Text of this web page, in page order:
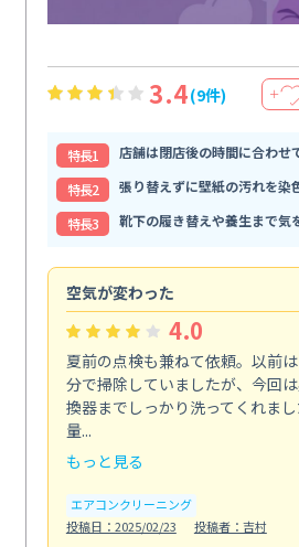
3.4(9件) ＋
特⻑1
店舗は閉店後の時間に合わせ
特⻑2
張り替えずに壁紙の汚れを染
特⻑3
靴下の履き替えや養生まで気
空気が変わった
4.0
夏前の点検も兼ねて依頼。以前
分で掃除していましたが、今回
換器までしっかり洗ってくれま
量...
もっと見る
エアコンクリーニング
投稿日：2025/02/23
投稿者：吉村